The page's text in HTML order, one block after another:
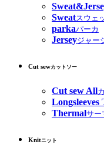
Sweatスウェ
parkaパーカ
Jerseyジャー
Cut sewカットソー
Cut sew All
Longsleeves
Thermalサー
Knitニット